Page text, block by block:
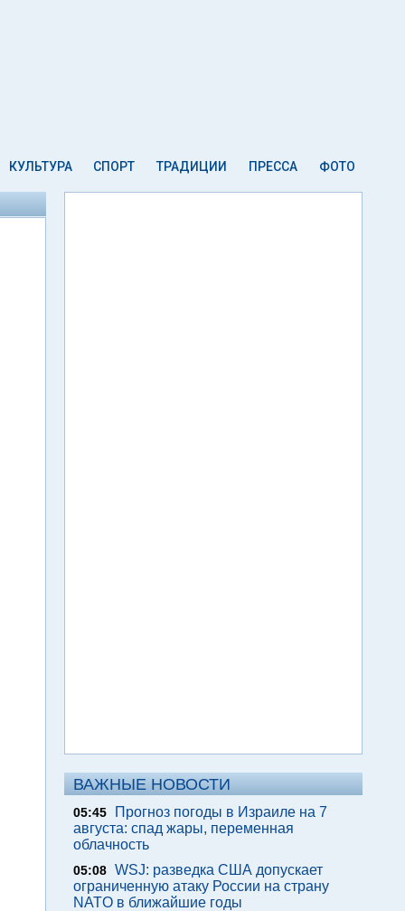
КУЛЬТУРА СПОРТ ТРАДИЦИИ ПРЕССА ФОТО
ВАЖНЫЕ НОВОСТИ
05:45
Прогноз погоды в Израиле на 7
августа: спад жары, переменная
облачность
05:08 WSJ: разведка США допускает
ограниченную атаку России на страну
NATO в ближайшие годы